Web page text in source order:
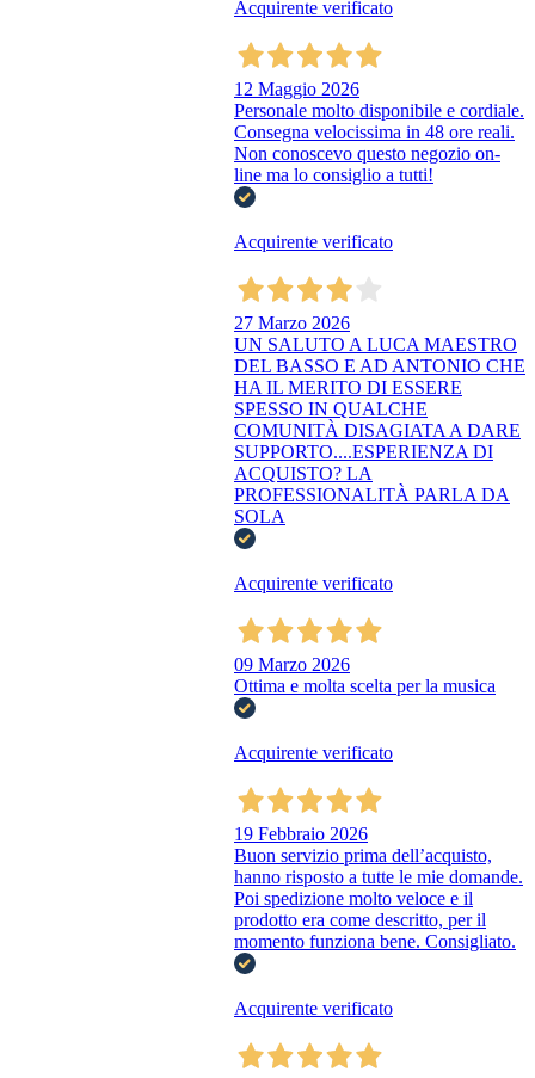
Acquirente verificato
12 Maggio 2026
Personale molto disponibile e cordiale.
Consegna velocissima in 48 ore reali.
Non conoscevo questo negozio on-
line ma lo consiglio a tutti!
Acquirente verificato
27 Marzo 2026
UN SALUTO A LUCA MAESTRO
DEL BASSO E AD ANTONIO CHE
HA IL MERITO DI ESSERE
SPESSO IN QUALCHE
COMUNITÀ DISAGIATA A DARE
SUPPORTO....ESPERIENZA DI
ACQUISTO? LA
PROFESSIONALITÀ PARLA DA
SOLA
Acquirente verificato
09 Marzo 2026
Ottima e molta scelta per la musica
Acquirente verificato
19 Febbraio 2026
Buon servizio prima dell’acquisto,
hanno risposto a tutte le mie domande.
Poi spedizione molto veloce e il
prodotto era come descritto, per il
momento funziona bene. Consigliato.
Acquirente verificato